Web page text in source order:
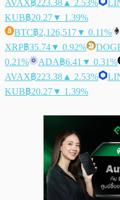
AVAX฿223.38 ▲ 2.53%
KUB฿20.27▼ 1.39%
BTC฿2,126,517▼ 0.11%
XRP฿35.74▼ 0.92%
0.21%
ADA฿6.41 ▼ 0.31%
AVAX฿223.38 ▲ 2.53%
KUB฿20.27▼ 1.39%